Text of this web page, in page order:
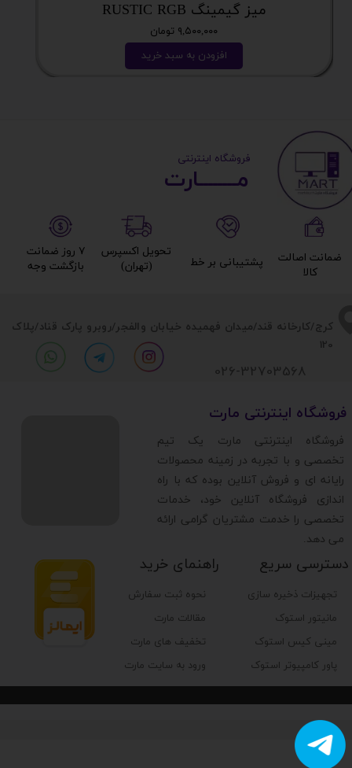
میز گیمینگ RUSTIC RGB
۹,۵۰۰,۰۰۰ تومان
افزودن به سبد خرید
​​کرج/کارخانه قند/میدان فهمیده خیابان والفجر/روبرو پارک قناد/پلاک
120
تجهیزات ذخیره سازی
مانیتور استوک
مینی کیس استوک
پاور کامپیوتر استوک
دسترسی سریع راهنمای خرید
نحوه ثبت سفارش
مقالات مارت
تخفیف های مارت
ورود به سایت مارت
​فروشگاه اینترنتی مارت
​فروشگاه اینترنتی مارت یک تیم
تخصصی و با تجربه در زمینه محصولات
رایانه ای و فروش آنلاین بوده که با راه
اندازی فروشگاه آنلاین خود، خدمات
تخصصی را خدمت مشتریان گرامی ارائه
می دهد.
026-32703568
مــــــــارت​​​​​​
​ ​فروشگاه اینترنتی
۷ روز ضمانت
بازگشت وجه​​​​​​​
تحویل اکسپرس
(تهران)​​​​​​​
پشتیبانی بر خط​​​​​​​
ضمانت اصالت
کالا​​​​​​​